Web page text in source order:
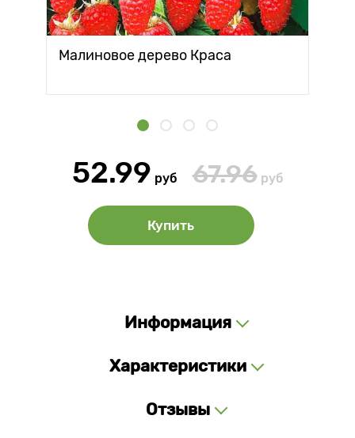
Малиновое дерево Краса
52.99 руб 67.96 руб
Купить
Информация
Характеристики
Отзывы